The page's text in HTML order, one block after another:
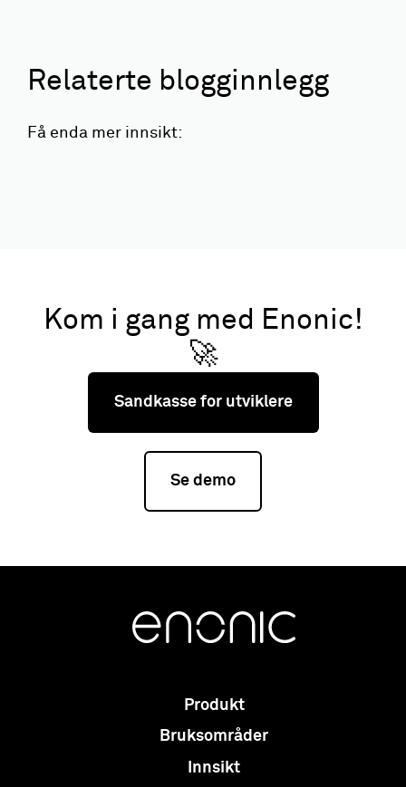
Relaterte blogginnlegg
Få enda mer innsikt:
Kom i gang med Enonic!
🚀
Sandkasse for utviklere
Se demo
Produkt
Bruksområder
Innsikt